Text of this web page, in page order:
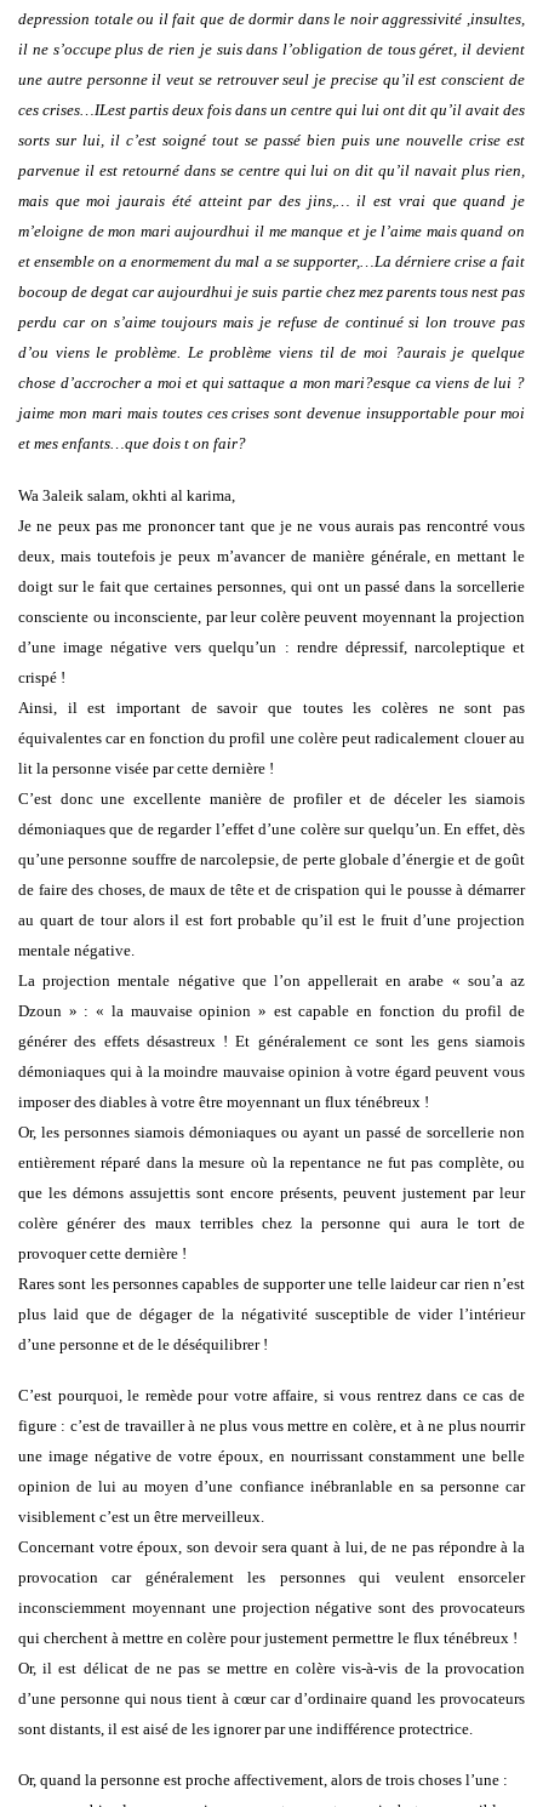
depression totale ou il fait que de dormir dans le noir aggressivité ,insultes,
il ne s’occupe plus de rien je suis dans l’obligation de tous géret, il devient
une autre personne il veut se retrouver seul je precise qu’il est conscient de
ces crises…ILest partis deux fois dans un centre qui lui ont dit qu’il avait des
sorts sur lui, il c’est soigné tout se passé bien puis une nouvelle crise est
parvenue il est retourné dans se centre qui lui on dit qu’il navait plus rien,
mais que moi jaurais été atteint par des jins,… il est vrai que quand je
m’eloigne de mon mari aujourdhui il me manque et je l’aime mais quand on
et ensemble on a enormement du mal a se supporter,…La dérniere crise a fait
bocoup de degat car aujourdhui je suis partie chez mez parents tous nest pas
perdu car on s’aime toujours mais je refuse de continué si lon trouve pas
d’ou viens le problème. Le problème viens til de moi ?aurais je quelque
chose d’accrocher a moi et qui sattaque a mon mari?esque ca viens de lui ?
jaime mon mari mais toutes ces crises sont devenue insupportable pour moi
et mes enfants…que dois t on fair?
Wa 3aleik salam, okhti al karima,
Je ne peux pas me prononcer tant que je ne vous aurais pas rencontré vous
deux, mais toutefois je peux m’avancer de manière générale, en mettant le
doigt sur le fait que certaines personnes, qui ont un passé dans la sorcellerie
consciente ou inconsciente, par leur colère peuvent moyennant la projection
d’une image négative vers quelqu’un : rendre dépressif, narcoleptique et
crispé !
Ainsi, il est important de savoir que toutes les colères ne sont pas
équivalentes car en fonction du profil une colère peut radicalement clouer au
lit la personne visée par cette dernière !
C’est donc une excellente manière de profiler et de déceler les siamois
démoniaques que de regarder l’effet d’une colère sur quelqu’un. En effet, dès
qu’une personne souffre de narcolepsie, de perte globale d’énergie et de goût
de faire des choses, de maux de tête et de crispation qui le pousse à démarrer
au quart de tour alors il est fort probable qu’il est le fruit d’une projection
mentale négative.
La projection mentale négative que l’on appellerait en arabe « sou’a az
Dzoun » : « la mauvaise opinion » est capable en fonction du profil de
générer des effets désastreux ! Et généralement ce sont les gens siamois
démoniaques qui à la moindre mauvaise opinion à votre égard peuvent vous
imposer des diables à votre être moyennant un flux ténébreux !
Or, les personnes siamois démoniaques ou ayant un passé de sorcellerie non
entièrement réparé dans la mesure où la repentance ne fut pas complète, ou
que les démons assujettis sont encore présents, peuvent justement par leur
colère générer des maux terribles chez la personne qui aura le tort de
provoquer cette dernière !
Rares sont les personnes capables de supporter une telle laideur car rien n’est
plus laid que de dégager de la négativité susceptible de vider l’intérieur
d’une personne et de le déséquilibrer !
C’est pourquoi, le remède pour votre affaire, si vous rentrez dans ce cas de
figure : c’est de travailler à ne plus vous mettre en colère, et à ne plus nourrir
une image négative de votre époux, en nourrissant constamment une belle
opinion de lui au moyen d’une confiance inébranlable en sa personne car
visiblement c’est un être merveilleux.
Concernant votre époux, son devoir sera quant à lui, de ne pas répondre à la
provocation car généralement les personnes qui veulent ensorceler
inconsciemment moyennant une projection négative sont des provocateurs
qui cherchent à mettre en colère pour justement permettre le flux ténébreux !
Or, il est délicat de ne pas se mettre en colère vis-à-vis de la provocation
d’une personne qui nous tient à cœur car d’ordinaire quand les provocateurs
sont distants, il est aisé de les ignorer par une indifférence protectrice.
Or, quand la personne est proche affectivement, alors de trois choses l’une :